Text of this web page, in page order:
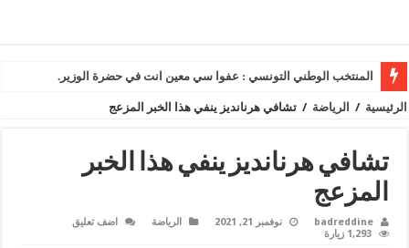
المنتخب الوطني التونسي : عفوا سي معين انت في حضرة الوزير.
الرئيسية / الرياضة / تشافي هرنانديز ينفي هذا الخبر المزعج
تشافي هرنانديز ينفي هذا الخبر
المزعج
badreddine نوفمبر 21, 2021 الرياضة
اضف تعليق
1,293 زيارة